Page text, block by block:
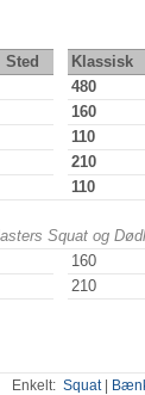
Sted Klassisk
480
160
110
210
110
Squat og
160
210
Enkelt: Squat|